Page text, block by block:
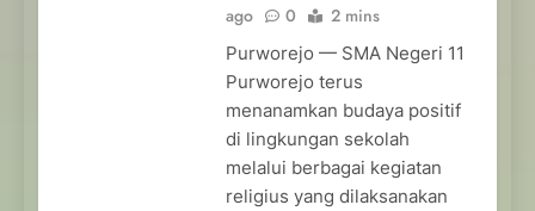
ago
0 2 mins
Purworejo — SMA Negeri 11
Purworejo terus
menanamkan budaya positif
di lingkungan sekolah
melalui berbagai kegiatan
religius yang dilaksanakan